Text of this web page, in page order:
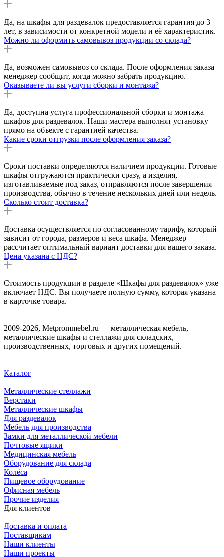
Да, на шкафы для раздевалок предоставляется гарантия до 3
лет, в зависимости от конкретной модели и её характеристик.
Можно ли оформить самовывоз продукции со склада?
Да, возможен самовывоз со склада. После оформления заказа
менеджер сообщит, когда можно забрать продукцию.
Оказываете ли вы услуги сборки и монтажа?
Да, доступна услуга профессиональной сборки и монтажа
шкафов для раздевалок. Наши мастера выполнят установку
прямо на объекте с гарантией качества.
Какие сроки отгрузки после оформления заказа?
Сроки поставки определяются наличием продукции. Готовые
шкафы отгружаются практически сразу, а изделия,
изготавливаемые под заказ, отправляются после завершения
производства, обычно в течение нескольких дней или недель.
Сколько стоит доставка?
Доставка осуществляется по согласованному тарифу, который
зависит от города, размеров и веса шкафа. Менеджер
рассчитает оптимальный вариант доставки для вашего заказа.
Цена указана с НДС?
Стоимость продукции в разделе «Шкафы для раздевалок» уже
включает НДС. Вы получаете полную сумму, которая указана
в карточке товара.
2009-2026, Metprommebel.ru — металлическая мебель,
металлические шкафы и стеллажи для складских,
производственных, торговых и других помещений.
Каталог
Металлические стеллажи
Верстаки
Металлические шкафы
Для раздевалок
Мебель для производства
Замки для металлической мебели
Почтовые ящики
Медицинская мебель
Оборудование для склада
Колёса
Пищевое оборудование
Офисная мебель
Прочие изделия
Для клиентов
Доставка и оплата
Поставщикам
Наши клиенты
Наши проекты